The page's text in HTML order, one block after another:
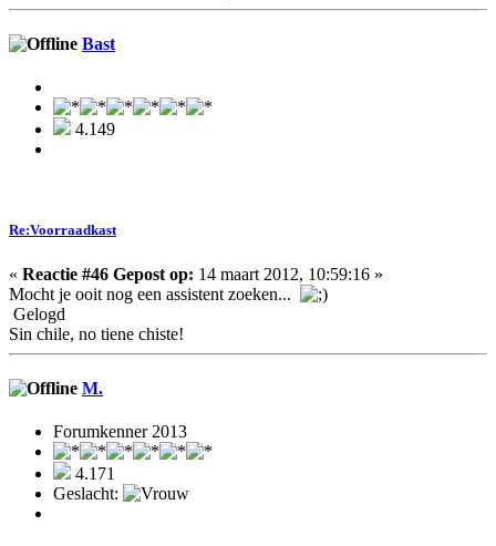
Bast
4.149
Re:Voorraadkast
« Reactie #46 Gepost op: 14 maart 2012, 10:59:16 »
Mocht je ooit nog een assistent zoeken...
Gelogd
Sin chile, no tiene chiste!
M.
Forumkenner 2013
4.171
Geslacht: